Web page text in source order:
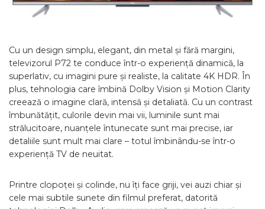
Cu un design simplu, elegant, din metal și fără margini,
televizorul P72 te conduce într-o experiență dinamică, la
superlativ, cu imagini pure și realiste, la calitate 4K HDR. În
plus, tehnologia care îmbină Dolby Vision și Motion Clarity
creează o imagine clară, intensă și detaliată. Cu un contrast
îmbunătățit, culorile devin mai vii, luminile sunt mai
strălucitoare, nuanțele întunecate sunt mai precise, iar
detaliile sunt mult mai clare – totul îmbinându-se într-o
experiență TV de neuitat.
Printre clopoței și colinde, nu îți face griji, vei auzi chiar și
cele mai subtile sunete din filmul preferat, datorită